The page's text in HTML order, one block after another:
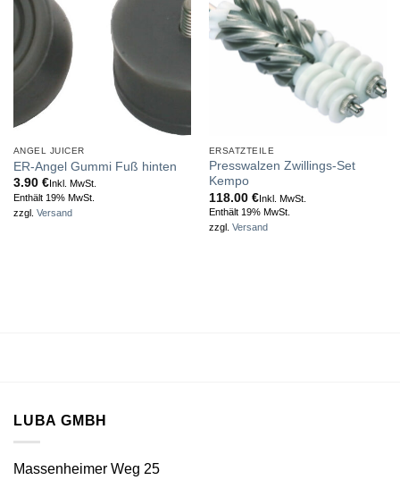
ANGEL JUICER
ER-Angel Gummi Fuß hinten
3.90 €Inkl. MwSt.
Enthält 19% MwSt.
zzgl. Versand
ERSATZTEILE
Presswalzen Zwillings-Set
Kempo
118.00 €Inkl. MwSt.
Enthält 19% MwSt.
zzgl. Versand
LUBA GMBH
Massenheimer Weg 25